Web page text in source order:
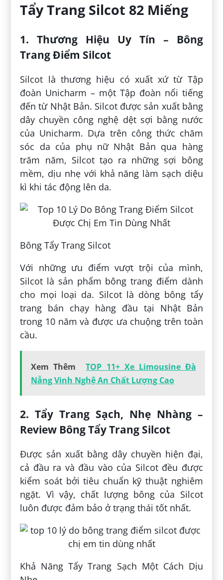
Tẩy Trang Silcot 82 Miếng
1. Thương Hiệu Uy Tín – Bông
Trang Điểm Silcot
Silcot là thương hiệu có xuất xứ từ Tập
đoàn Unicharm – một Tập đoàn nổi tiếng
đến từ Nhật Bản. Silcot được sản xuất bằng
dây chuyền công nghệ dệt sợi bằng nước
của Unicharm. Dựa trên công thức chăm
sóc da của phụ nữ Nhật Bản qua hàng
trăm năm, Silcot tạo ra những sợi bông
mềm, dịu nhẹ với khả năng làm sạch diệu
kì khi tác động lên da.
Bông Tẩy Trang Silcot
Với những ưu điểm vượt trội của mình,
Silcot là sản phẩm bông trang điểm dành
cho mọi loại da. Silcot là dòng bông tẩy
trang bán chạy hàng đầu tại Nhật Bản
trong 10 năm và được ưa chuộng trên toàn
cầu.
Xem Thêm
TOP 11+ Xe Limousine Đà
Nẵng Vinh Nghệ An Chất Lượng Cao
2. Tẩy Trang Sạch, Nhẹ Nhàng –
Review Bông Tẩy Trang Silcot
Được sản xuất bằng dây chuyền hiện đại,
cả đầu ra và đầu vào của Silcot đều được
kiểm soát bởi tiêu chuẩn kỹ thuật nghiêm
ngặt. Vì vậy, chất lượng bông của Silcot
luôn được đảm bảo ở trạng thái tốt nhất.
Khả Năng Tẩy Trang Sạch Một Cách Dịu